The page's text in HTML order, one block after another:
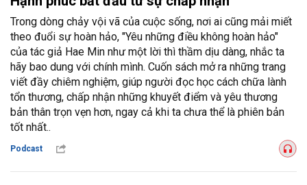
Trong dòng chảy vội vã của cuộc sống, nơi ai cũng mải miết
theo đuổi sự hoàn hảo, "Yêu những điều không hoàn hảo"
của tác giả Hae Min như một lời thì thầm dịu dàng, nhắc ta
hãy bao dung với chính mình. Cuốn sách mở ra những trang
viết đầy chiêm nghiệm, giúp người đọc học cách chữa lành
tổn thương, chấp nhận những khuyết điểm và yêu thương
bản thân trọn vẹn hơn, ngay cả khi ta chưa thể là phiên bản
tốt nhất..
Podcast